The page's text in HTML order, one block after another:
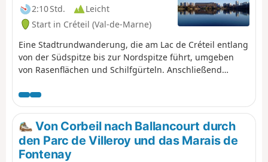
2:10 Std.
Leicht
Start in Créteil (Val-de-Marne)
Eine Stadtrundwanderung, die am Lac de Créteil entlang
von der Südspitze bis zur Nordspitze führt, umgeben
von Rasenflächen und Schilfgürteln. Anschließend
des épis“ mit ihren zylindrischen Hochhäusern mit
originellen Mustern sowie das Universitätsviertel. Am
Ende der Strecke gelangt man über das Viertel Les
Juliottes nach Maisons-Alfort.
Von Corbeil nach Ballancourt durch
den Parc de Villeroy und das Marais de
Fontenay